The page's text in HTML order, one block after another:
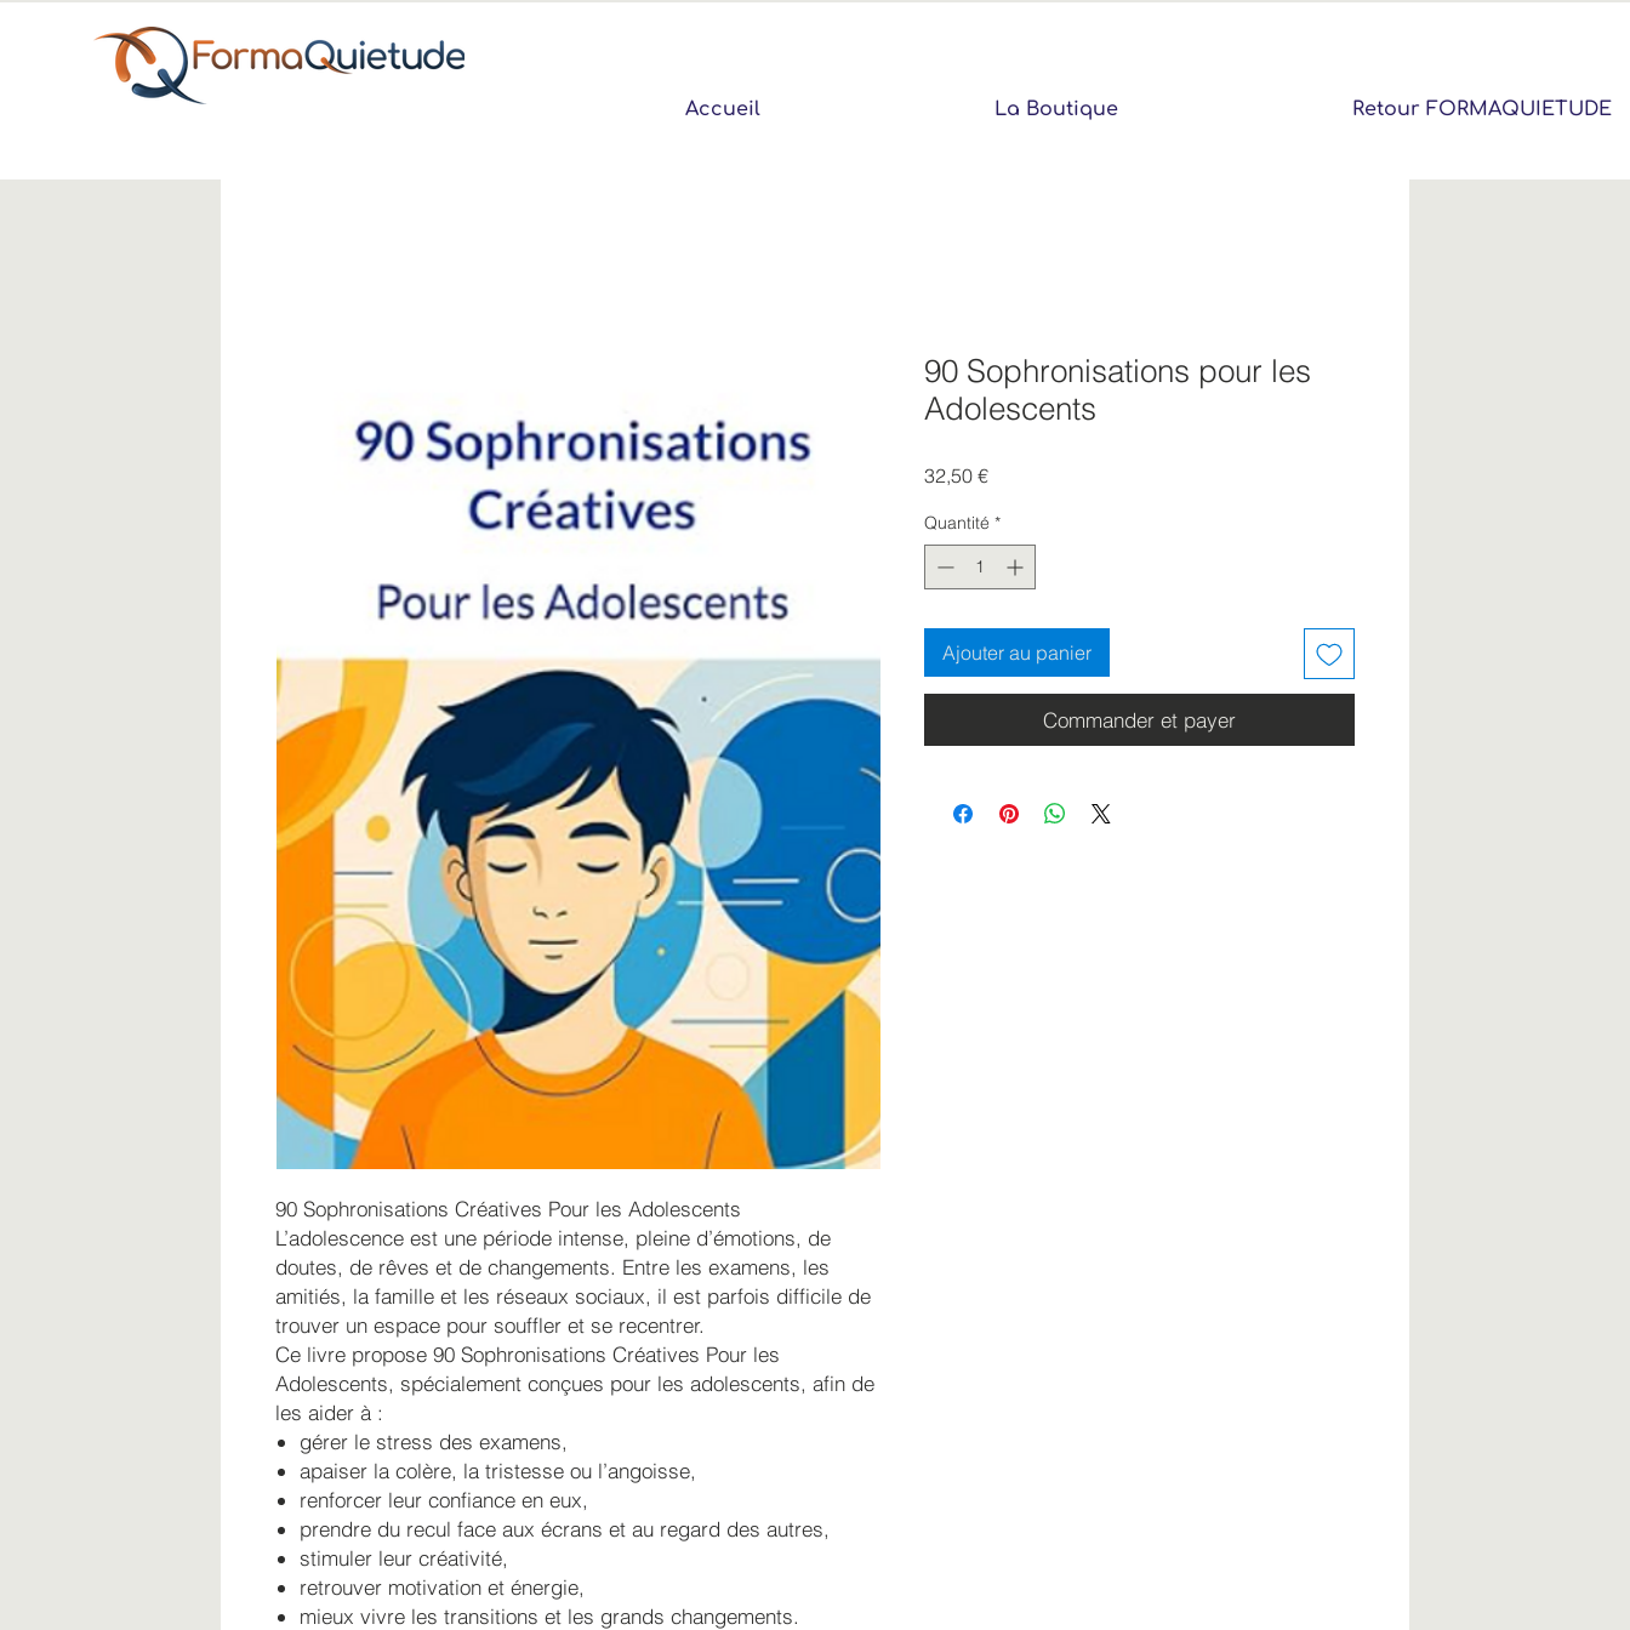
Retour FORMAQUIETUDE
La Boutique
Accueil
90 Sophronisations Créatives Pour les Adolescents
L’adolescence est une période intense, pleine d’émotions, de
doutes, de rêves et de changements. Entre les examens, les
amitiés, la famille et les réseaux sociaux, il est parfois difficile de
trouver un espace pour souffler et se recentrer.
Ce livre propose 90 Sophronisations Créatives Pour les
Adolescents, spécialement conçues pour les adolescents, afin de
les aider à :
gérer le stress des examens,
apaiser la colère, la tristesse ou l’angoisse,
renforcer leur confiance en eux,
prendre du recul face aux écrans et au regard des autres,
stimuler leur créativité,
retrouver motivation et énergie,
mieux vivre les transitions et les grands changements.
90 Sophronisations pour les
Adolescents
32,50 €Prix
Quantité *
Ajouter au panier
Commander et payer